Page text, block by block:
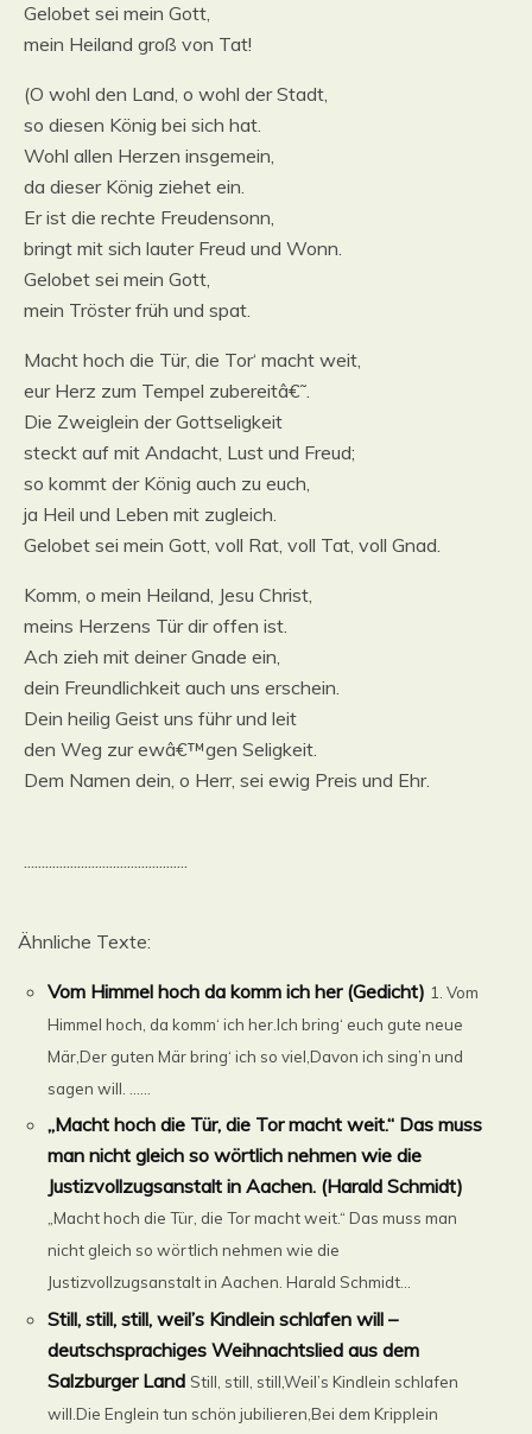
Gelobet sei mein Gott,
mein Heiland groß von Tat!
(O wohl den Land, o wohl der Stadt,
so diesen König bei sich hat.
Wohl allen Herzen insgemein,
da dieser König ziehet ein.
Er ist die rechte Freudensonn,
bringt mit sich lauter Freud und Wonn.
Gelobet sei mein Gott,
mein Tröster früh und spat.
Macht hoch die Tür, die Tor‘ macht weit,
eur Herz zum Tempel zubereitâ€˜.
Die Zweiglein der Gottseligkeit
steckt auf mit Andacht, Lust und Freud;
so kommt der König auch zu euch,
ja Heil und Leben mit zugleich.
Gelobet sei mein Gott, voll Rat, voll Tat, voll Gnad.
Komm, o mein Heiland, Jesu Christ,
meins Herzens Tür dir offen ist.
Ach zieh mit deiner Gnade ein,
dein Freundlichkeit auch uns erschein.
Dein heilig Geist uns führ und leit
den Weg zur ewâ€™gen Seligkeit.
Dem Namen dein, o Herr, sei ewig Preis und Ehr.
..............................................
Ähnliche Texte:
Vom Himmel hoch da komm ich her (Gedicht) 1. Vom
Himmel hoch, da komm‘ ich her.Ich bring‘ euch gute neue
Mär,Der guten Mär bring‘ ich so viel,Davon ich sing’n und
sagen will. ......
„Macht hoch die Tür, die Tor macht weit.“ Das muss
man nicht gleich so wörtlich nehmen wie die
Justizvollzugsanstalt in Aachen. (Harald Schmidt)
„Macht hoch die Tür, die Tor macht weit.“ Das muss man
nicht gleich so wörtlich nehmen wie die
Justizvollzugsanstalt in Aachen. Harald Schmidt...
Still, still, still, weil’s Kindlein schlafen will –
deutschsprachiges Weihnachtslied aus dem
Salzburger Land Still, still, still,Weil’s Kindlein schlafen
will.Die Englein tun schön jubilieren,Bei dem Kripplein